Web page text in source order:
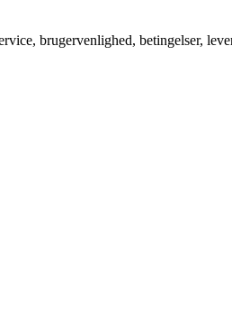
brugervenlighed, betingelser,